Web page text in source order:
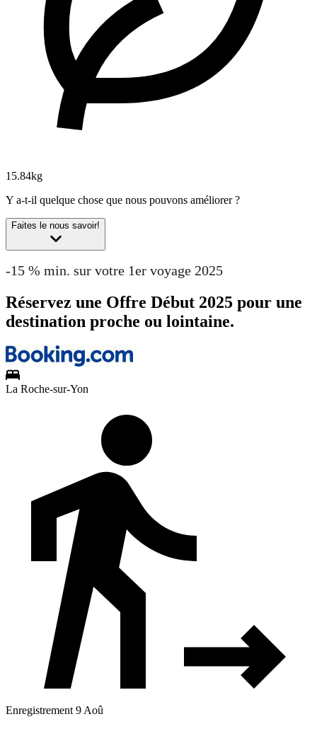
15.84kg
Y a-t-il quelque chose que nous pouvons améliorer ?
Faites le nous savoir!
-15 % min. sur votre 1er voyage 2025
Réservez une Offre Début 2025 pour une
destination proche ou lointaine.
La Roche-sur-Yon
Enregistrement 9 Aoû